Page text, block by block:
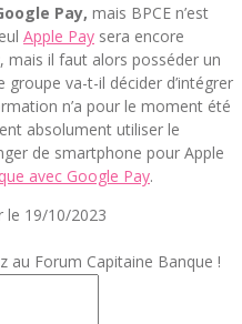
Pay, mais BPCE n’est
Apple Pay sera encore
mais il faut alors posséder un
va-t-il décider d’intégrer
n’a pour le moment été
absolument utiliser le
de smartphone pour Apple
avec Google Pay.
le 19/10/2023
au Forum Capitaine Banque !